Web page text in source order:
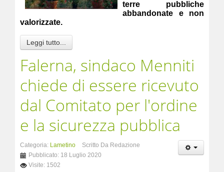
terre pubbliche
abbandonate e non
valorizzate.
Leggi tutto...
Falerna, sindaco Menniti
chiede di essere ricevuto
dal Comitato per l'ordine
e la sicurezza pubblica
Categoria: Lametino
Scritto Da Redazione
Pubblicato: 18 Luglio 2020
Visite: 1502